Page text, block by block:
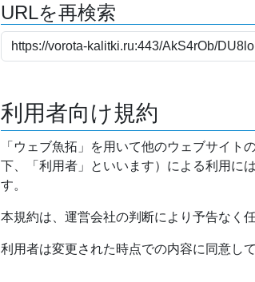
URLを再検索
利用者向け規約
「ウェブ魚拓」を用いて他のウェブサイ
下、「利用者」といいます）による利用に
す。
本規約は、運営会社の判断により予告なく
利用者は変更された時点での内容に同意し